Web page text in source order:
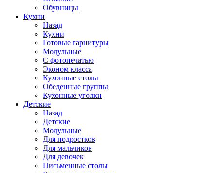
Обувницы
Кухни
Назад
Кухни
Готовые гарнитуры
Модульные
С фотопечатью
Эконом класса
Кухонные столы
Обеденные группы
Кухонные уголки
Детские
Назад
Детские
Модульные
Для подростков
Для мальчиков
Для девочек
Письменные столы